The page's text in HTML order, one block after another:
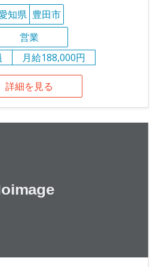
知県 豊田市
営業
月給188,000円
詳細を見る